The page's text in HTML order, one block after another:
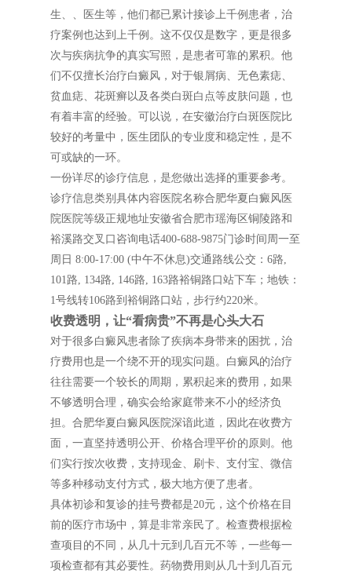
生、、医生等，他们都已累计接诊上千例患者，治
疗案例也达到上千例。这不仅仅是数字，更是很多
次与疾病抗争的真实写照，是患者可靠的累积。他
们不仅擅长治疗白癜风，对于银屑病、无色素痣、
贫血痣、花斑癣以及各类白斑白点等皮肤问题，也
有着丰富的经验。可以说，在安徽治疗白斑医院比
较好的考量中，医生团队的专业度和稳定性，是不
可或缺的一环。
一份详尽的诊疗信息，是您做出选择的重要参考。
诊疗信息类别具体内容医院名称合肥华夏白癜风医
院医院等级正规地址安徽省合肥市瑶海区铜陵路和
裕溪路交叉口咨询电话400-688-9875门诊时间周一至
周日 8:00-17:00 (中午不休息)交通路线公交：6路,
101路, 134路, 146路, 163路裕铜路口站下车；地铁：
1号线转106路到裕铜路口站，步行约220米。
收费透明，让“看病贵”不再是心头大石
对于很多白癜风患者除了疾病本身带来的困扰，治
疗费用也是一个绕不开的现实问题。白癜风的治疗
往往需要一个较长的周期，累积起来的费用，如果
不够透明合理，确实会给家庭带来不小的经济负
担。合肥华夏白癜风医院深谙此道，因此在收费方
面，一直坚持透明公开、价格合理平价的原则。他
们实行按次收费，支持现金、刷卡、支付宝、微信
等多种移动支付方式，极大地方便了患者。
具体初诊和复诊的挂号费都是20元，这个价格在目
前的医疗市场中，算是非常亲民了。检查费根据检
查项目的不同，从几十元到几百元不等，一些每一
项检查都有其必要性。药物费用则从几十到几百元